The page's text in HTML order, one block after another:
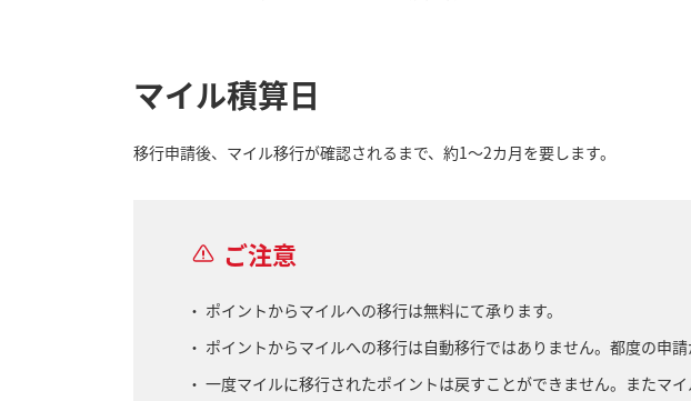
マイル積算日
移行申請後、マイル移行が確認されるまで、約1～2カ月を要します。
ご注意
ポイントからマイルへの移行は無料にて承ります。
ポイントからマイルへの移行は自動移行ではありません。都度の申請
一度マイルに移行されたポイントは戻すことができません。またマ